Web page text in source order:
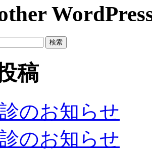
稿
のお知らせ
のお知らせ